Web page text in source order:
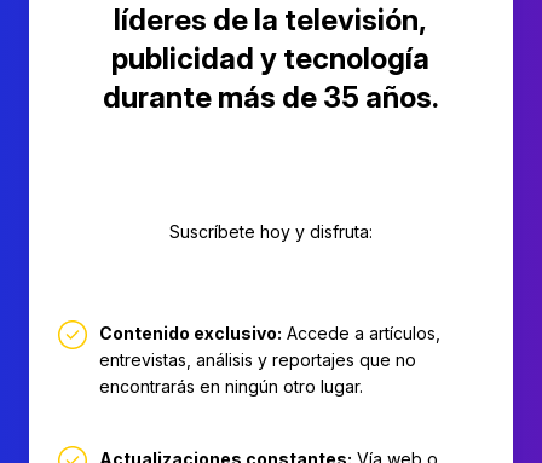
líderes de la televisión,
publicidad y tecnología
durante más de 35 años.
Suscríbete hoy y disfruta:
Contenido exclusivo: Accede a artículos,
entrevistas, análisis y reportajes que no
encontrarás en ningún otro lugar.
Actualizaciones constantes: Vía web o